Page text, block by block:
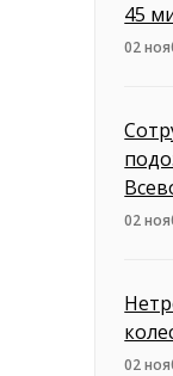
45
02
02
02